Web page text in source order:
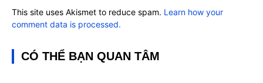
This site uses Akismet to reduce spam. Learn how your
comment data is processed.
CÓ THỂ BẠN QUAN TÂM